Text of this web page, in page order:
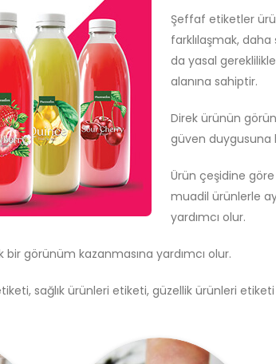
Şeffaf etiketler
farklılaşmak,
da yasal
alanına sahiptir.
Direk ürünün
güven duygusuna
Ürün çeşidine göre
muadil ürünlerle
yardımcı olur.
görünüm kazanmasına yardımcı olur.
sağlık ürünleri etiketi, güzellik ürünleri etiketi